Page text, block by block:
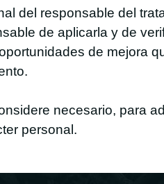
del responsable del
de aplicarla y de
de mejora
necesario, para
personal.